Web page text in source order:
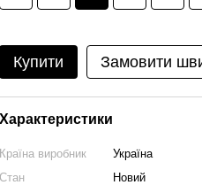
Купити Замовити
Характеристики
Країна виробник
Україна
Стан
Новий